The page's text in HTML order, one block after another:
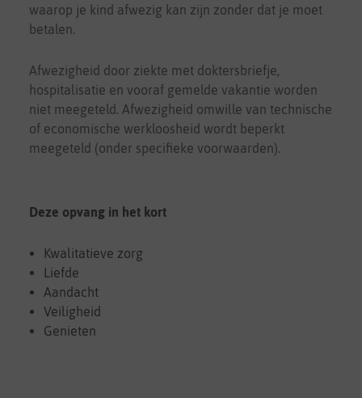
waarop je kind afwezig kan zijn zonder dat je moet
betalen.
Afwezigheid door ziekte met doktersbriefje,
hospitalisatie en vooraf gemelde vakantie worden
niet meegeteld. Afwezigheid omwille van technische
of economische werkloosheid wordt beperkt
meegeteld (onder specifieke voorwaarden).
Deze opvang in het kort
Kwalitatieve zorg
Liefde
Aandacht
Veiligheid
Genieten